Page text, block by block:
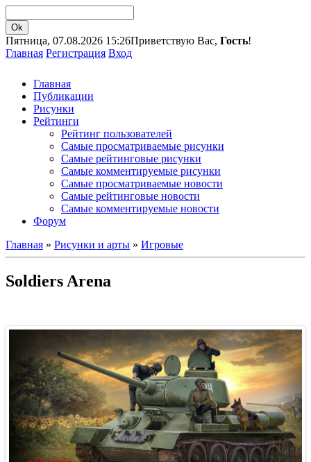
Пятница, 07.08.2026 15:26Приветствую Вас, Гость!
Главная Регистрация Вход
Главная
Публикации
Рисунки
Рейтинги
Рейтинг пользователей
Самые просматриваемые рисунки
Самые рейтинговые рисунки
Самые комментируемые рисунки
Самые просматриваемые новости
Самые рейтинговые новости
Самые комментируемые новости
Форум
Главная » Рисунки и арты » Игровые
Soldiers Arena